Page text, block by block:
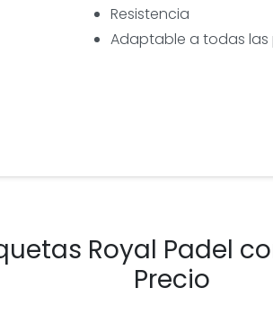
Resistencia
Adaptable a todas las
Royal Padel
Precio